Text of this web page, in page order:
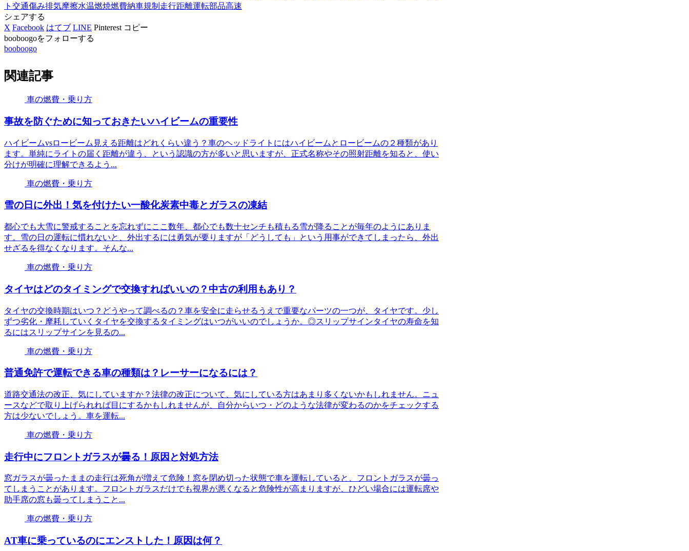
ト 交通傷み排気摩擦水温燃焼燃費納車規制 走行距離運転部品高速
シェアする
X Facebook はてブ LINE Pinterest コピー
booboogoをフォローする
booboogo
関連記事
車の燃費・乗り方
事故を防ぐために知っておきたいハイビームの重要性
ハイビームvsロービーム見える距離はどれくらい違う？車のヘッドライトにはハイビームとロービームの２種類があり
ます。単純にライトの届く距離が違う、という認識の方が多いと思いますが、正式名称やその照射距離を知ると、使い
分けが明確に理解できるよう...
車の燃費・乗り方
雪の日に外出！気を付けたい一酸化炭素中毒とガラスの凍結
都心でも大雪に警戒することを忘れずにここ数年、都心でも数十センチも積もる雪が降ることが毎年のようにありま
す。雪の日の運転に慣れないと、外出するには勇気が要りますが「どうしても」という用事ができてしまったら、外出
せざるを得なくなります。そんな...
車の燃費・乗り方
タイヤはどのタイミングで交換すればいいの？中古の利用もあり？
タイヤの交換時期はいつ？どうやって調べるの？車を安全に走らせるうえで重要なパーツの一つが、タイヤです。少し
ずつ劣化・摩耗していくタイヤを交換するタイミングはいつがいいのでしょうか。◎スリップサインタイヤの寿命を知
るにはスリップサインを見るの...
車の燃費・乗り方
普通免許で運転できる車の種類は？レーサーになるには？
道路交通法の改正、気にしていますか？法律の改正について、気にしている方はあまり多くないかもしれません。ニュ
ースなどで取り上げられれば目にするかもしれませんが、自分からいつ・どのような法律が変わるのかをチェックする
方は少ないでしょう。車を運転...
車の燃費・乗り方
走行中にフロントガラスが曇る！原因と対処方法
窓ガラスが曇ったままの走行は死角が増えて危険！窓を閉め切った状態で車を運転していると、フロントガラスが曇っ
てしまうことがあります。フロントガラスだけでも視界が悪くなると危険性が高まりますが、ひどい場合には運転席や
助手席の窓も曇ってしまうこと...
車の燃費・乗り方
AT車に乗っているのにエンストした！原因は何？